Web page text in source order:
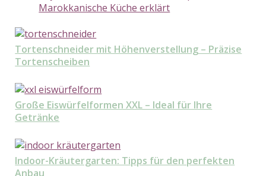
Marokkanische Küche erklärt
Tortenschneider mit Höhenverstellung – Präzise
Tortenscheiben
Große Eiswürfelformen XXL – Ideal für Ihre
Getränke
Indoor-Kräutergarten: Tipps für den perfekten
Anbau